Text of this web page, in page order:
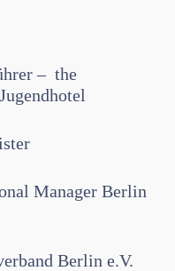
– the
Manager Berlin
Berlin e.V.